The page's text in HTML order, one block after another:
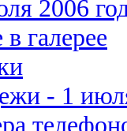
2006
галерее
- 1